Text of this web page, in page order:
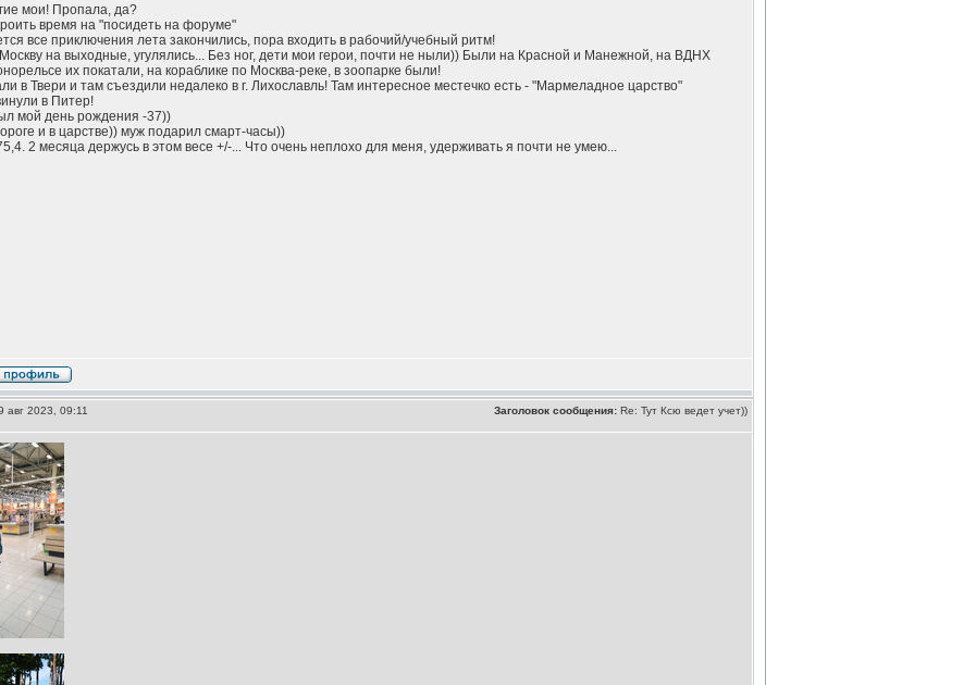
мои! Пропала, да?
время на "посидеть на форуме"
все приключения лета закончились, пора входить в рабочий/учебный ритм!
на выходные, угулялись... Без ног, дети мои герои, почти не ныли)) Были на Красной и Манежной, на ВДНХ
их покатали, на кораблике по Москва-реке, в зоопарке были!
в Твери и там съездили недалеко в г. Лихославль! Там интересное местечко есть - "Мармеладное царство"
в Питер!
мой день рождения -37))
и в царстве)) муж подарил смарт-часы))
2 месяца держусь в этом весе +/-... Что очень неплохо для меня, удерживать я почти не умею...
Заголовок сообщения:Re: Тут Ксю ведет учет))
авг 2023, 09:11